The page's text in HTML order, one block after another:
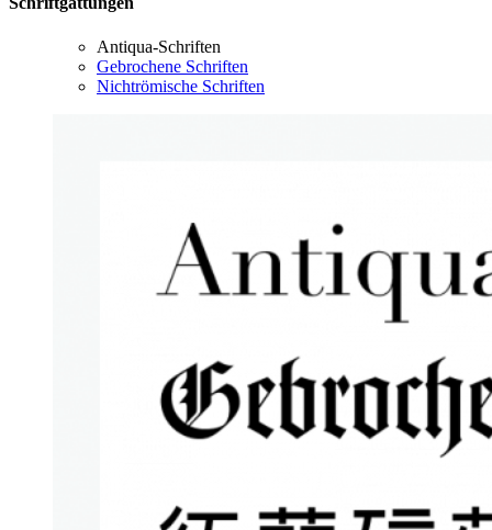
Antiqua-Schriften
Gebrochene Schriften
Nichtrömische Schriften